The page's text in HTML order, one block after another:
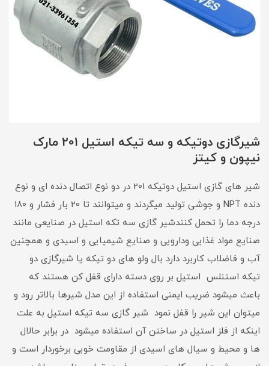
شیرگازی دوتیکه و سه تیکه استیل 201 مارک
نیپون و کیتز
شیر های گازی استیل دوتیکه 201 در دو نوع اتصال دنده ای و نوع
دنده NPT و جوشی تولید میگردند و میتوانند تا 20 بار فشار و 180
درجه دما را تحمل کنندشیر گازی سه تکه استیل در صنایعی مانند
صنایع مواد غذایی ودارویی و صنایع شیمیایی و اسیدی و همچنین
آب و فاضلاب کاربرد دارد بال ولو های دو تیکه یا شیرگازی دو
تیکه استنلس استیل بر روی دسته دارای قفل کن هستند که
باعث میشود ضریب ایمنی استفاده از این مدل شیرها بالاتر رود و
میتوان این شیر را قفل نمود شیر گازی سه تیکه استیل به علت
اینکه از فلز استیل در ساختن آن استفاده میشود در برابر حالال
ها و محیط و سیال های اسیدی از مقاومت خوبی برخوردار است و